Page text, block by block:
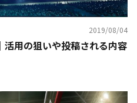
2019/08/04
活用の狙いや投稿される内容